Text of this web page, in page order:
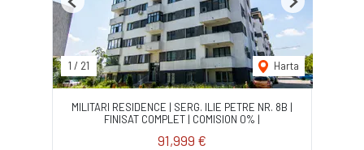
1 / 21 Harta
Previous Next
MILITARI RESIDENCE | SERG. ILIE PETRE NR. 8B |
FINISAT COMPLET | COMISION 0% |
91,999 €